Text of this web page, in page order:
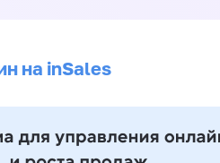
на inSales